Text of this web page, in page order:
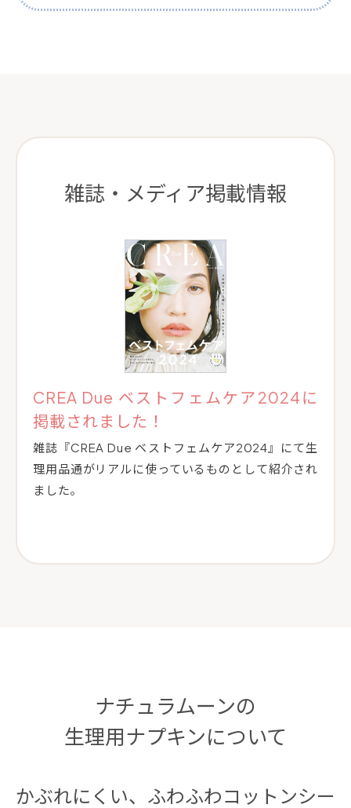
雑誌・メディア掲載情報
CREA Due ベストフェムケア2024に
掲載されました！
雑誌『CREA Due ベストフェムケア2024』にて生
理用品通がリアルに使っているものとして紹介され
ました。
ナチュラムーンの
生理用ナプキンについて
かぶれにくい、ふわふわコットンシー